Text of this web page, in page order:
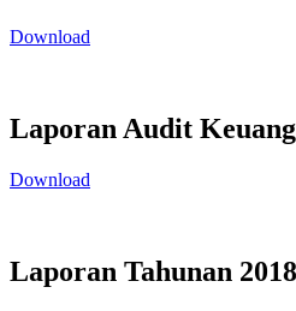
Download
Laporan Audit
Download
Laporan Tahunan 2018